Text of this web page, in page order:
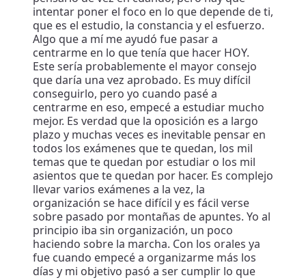
intentar poner el foco en lo que depende de ti,
que es el estudio, la constancia y el esfuerzo.
Algo que a mí me ayudó fue pasar a
centrarme en lo que tenía que hacer HOY.
Este sería probablemente el mayor consejo
que daría una vez aprobado. Es muy difícil
conseguirlo, pero yo cuando pasé a
centrarme en eso, empecé a estudiar mucho
mejor. Es verdad que la oposición es a largo
plazo y muchas veces es inevitable pensar en
todos los exámenes que te quedan, los mil
temas que te quedan por estudiar o los mil
asientos que te quedan por hacer. Es complejo
llevar varios exámenes a la vez, la
organización se hace difícil y es fácil verse
sobre pasado por montañas de apuntes. Yo al
principio iba sin organización, un poco
haciendo sobre la marcha. Con los orales ya
fue cuando empecé a organizarme más los
días y mi objetivo pasó a ser cumplir lo que